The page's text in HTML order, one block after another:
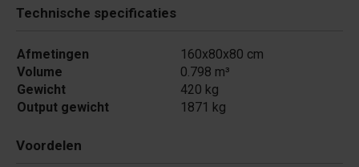
Technische specificaties
Afmetingen
160x80x80 cm
Volume
0.798 m³
Gewicht
420 kg
Output gewicht
1871 kg
Voordelen